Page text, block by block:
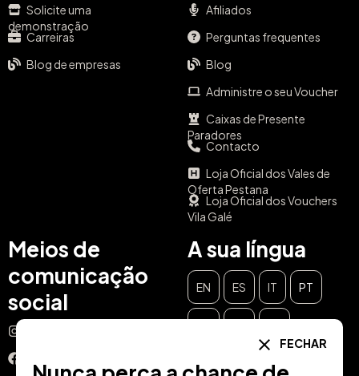
Solicite uma
demonstração
Carreiras
Blog de empresas
Afiliados
Perguntas frequentes
Blog
Administre o seu Voucher
Caixas de Presente
Paradores
Contacto
Loja Oficial dos Vales de
Oferta Pestana
Loja Oficial dos Vouchers
Vila Galé
Meios de
comunicação
social
A sua língua
EN ES IT PT
FECHAR